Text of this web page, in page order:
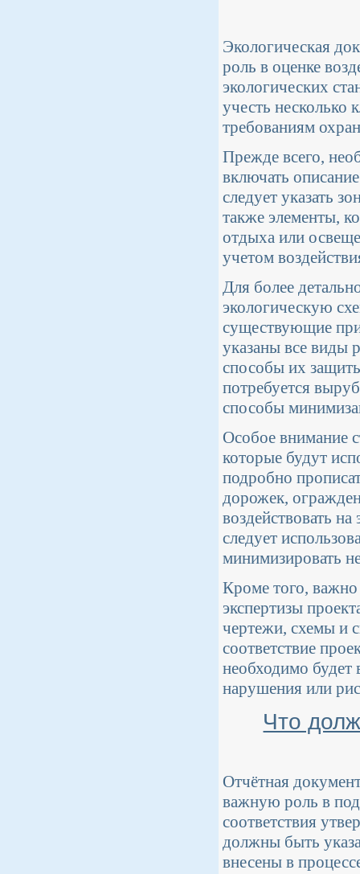
Экологическая
роль в оценке
экологических
учесть несколько
требованиям
Прежде всего,
включать
следует указать
также элементы,
отдыха или
учетом
Для более
экологическую
существующие
указаны все виды
способы их
потребуется
способы
Особое внимание
которые будут
подробно
дорожек,
воздействовать
следует
минимизировать
Кроме того, важно
экспертизы
чертежи, схемы и
соответствие
необходимо будет
нарушения или
Что
Отчётная
важную роль в
соответствия
должны быть
внесены в